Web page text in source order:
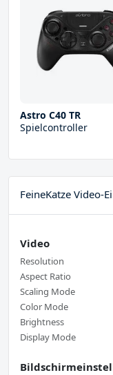
Astro C40 TR
Spielcontroller
FeineKatze Video-
Video
Resolution
Aspect Ratio
Scaling Mode
Color Mode
Brightness
Display Mode